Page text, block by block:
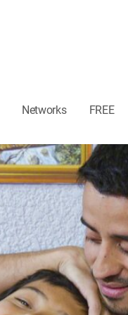
Networks FREE